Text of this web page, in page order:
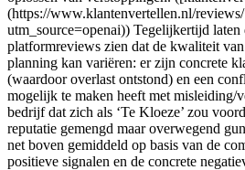
(https://www.klantenvertellen.nl/
utm_source=openai)) Tegelijkertijd laten
platformreviews zien dat de kwaliteit
planning kan variëren: er zijn concrete
(waardoor overlast ontstond) en een
mogelijk te maken heeft met misleiding/
bedrijf dat zich als ‘Te Kloeze’ zou
reputatie gemengd maar overwegend
net boven gemiddeld op basis van de
positieve signalen en de concrete